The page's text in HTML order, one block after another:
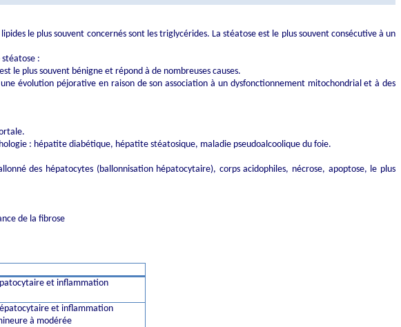
le plus souvent concernés sont les triglycérides. La stéatose est le plus souvent consécutive à un
:
le plus souvent bénigne et répond à de nombreuses causes.
évolution péjorative en raison de son association à un dysfonctionnement mitochondrial et à des
: hépatite diabétique, hépatite stéatosique, maladie pseudoalcoolique du foie.
des hépatocytes (ballonnisation hépatocytaire), corps acidophiles, nécrose, apoptose, le plus
de la fibrose
et inflammation
et inflammation
à modérée